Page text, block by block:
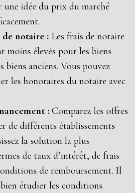
une idée du prix du marché
notaire : Les frais de notaire
moins élevés pour les biens
biens anciens. Vous pouvez
les honoraires du notaire avec
: Comparez les offres
de différents établissements
la solution la plus
de taux d’intérêt, de frais
de remboursement. Il
étudier les conditions